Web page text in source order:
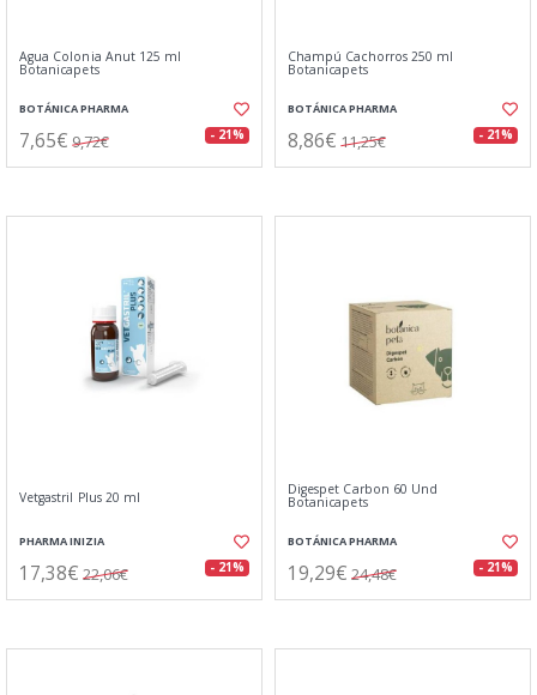
Agua Colonia Anut 125 ml
Botanicapets
BOTÁNICA PHARMA
7,65€ 9,72€ - 21%
Champú Cachorros 250 ml
Botanicapets
BOTÁNICA PHARMA
8,86€ 11,25€ - 21%
Vetgastril Plus 20 ml
PHARMA INIZIA
17,38€ 22,06€ - 21%
Digespet Carbon 60 Und
Botanicapets
BOTÁNICA PHARMA
19,29€ 24,48€ - 21%